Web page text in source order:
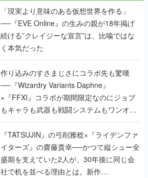
「現実より意味のある仮想世界を作る」
──『EVE Online』の生みの親が18年掲げ
続ける”クレイジーな宣言”は、比喩ではな
く本気だった
作り込みのすさまじさにコラボ先も驚嘆
──『Wizardry Variants Daphne』
×『FFXI』コラボが期間限定なのにジョブ
もキャラも武器も戦闘システムもワンオフ
で作り込まれた理由を両ディレクターに聞
く
『TATSUJIN』の弓削雅稔×『ライデンファ
イターズ』の齋藤貴幸──かつて縦シュー全
盛期を支えていた2人が、30年後に同じ会
社で机を並べる理由とは。新作